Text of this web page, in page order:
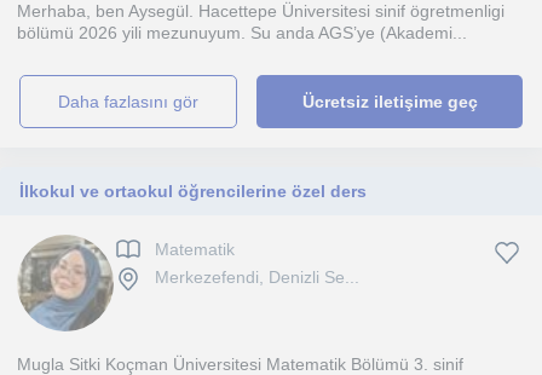
Merhaba, ben Aysegül. Hacettepe Üniversitesi sinif ögretmenligi
bölümü 2026 yili mezunuyum. Su anda AGS’ye (Akademi...
daha fazlasını gör Ücretsiz iletişime geç
İlkokul ve ortaokul öğrencilerine özel ders
Matematik
Merkezefendi, Denizli Se...
Mugla Sitki Koçman Üniversitesi Matematik Bölümü 3. sinif